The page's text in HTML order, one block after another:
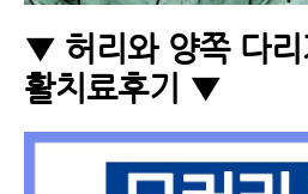
▼ 허리와 양쪽 다
활치료후기 ▼